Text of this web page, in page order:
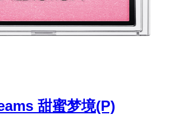
甜蜜梦境(P)